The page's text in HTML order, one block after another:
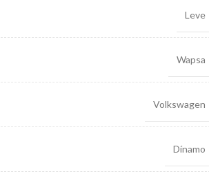
Leve
Wapsa
Volkswagen
Dínamo